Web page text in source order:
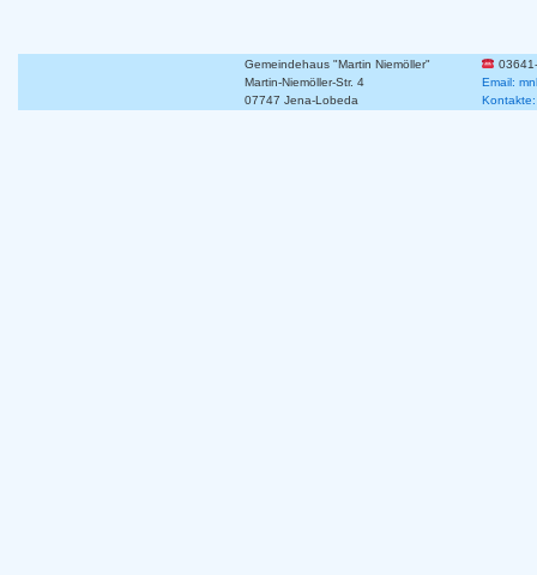
Gemeindehaus "Martin Niemöller"
Martin-Niemöller-Str. 4
Email:
07747 Jena-Lobeda